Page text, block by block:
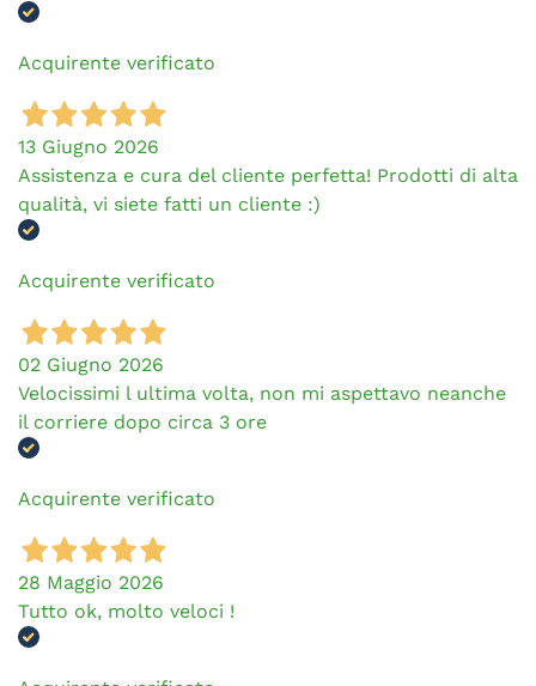
Acquirente verificato
13 Giugno 2026
Assistenza e cura del cliente perfetta! Prodotti di alta
qualità, vi siete fatti un cliente :)
Acquirente verificato
02 Giugno 2026
Velocissimi l ultima volta, non mi aspettavo neanche
il corriere dopo circa 3 ore
Acquirente verificato
28 Maggio 2026
Tutto ok, molto veloci !